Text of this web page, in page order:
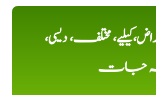
مختلف، دیسی،
جات